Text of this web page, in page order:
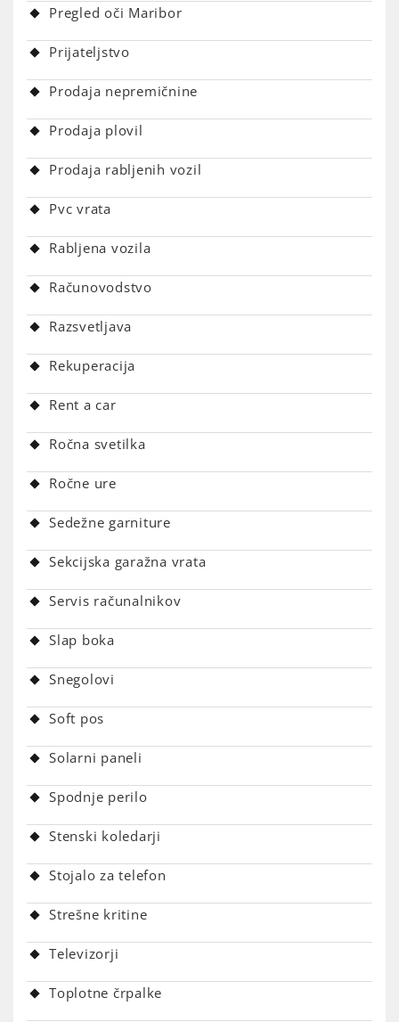
Pregled oči Maribor
Prijateljstvo
Prodaja nepremičnine
Prodaja plovil
Prodaja rabljenih vozil
Pvc vrata
Rabljena vozila
Računovodstvo
Razsvetljava
Rekuperacija
Rent a car
Ročna svetilka
Ročne ure
Sedežne garniture
Sekcijska garažna vrata
Servis računalnikov
Slap boka
Snegolovi
Soft pos
Solarni paneli
Spodnje perilo
Stenski koledarji
Stojalo za telefon
Strešne kritine
Televizorji
Toplotne črpalke